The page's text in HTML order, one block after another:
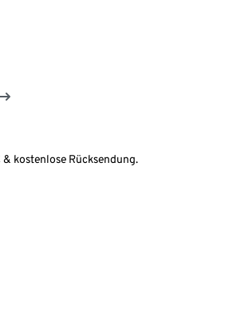
kostenlose Rücksendung.